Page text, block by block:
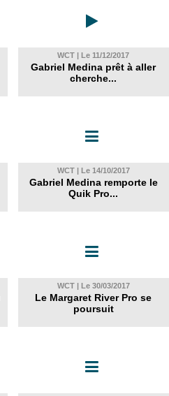
WCT | Le 11/12/2017
Gabriel Medina prêt à aller
cherche...
WCT | Le 14/10/2017
Gabriel Medina remporte le
Quik Pro...
WCT | Le 30/03/2017
Le Margaret River Pro se
poursuit